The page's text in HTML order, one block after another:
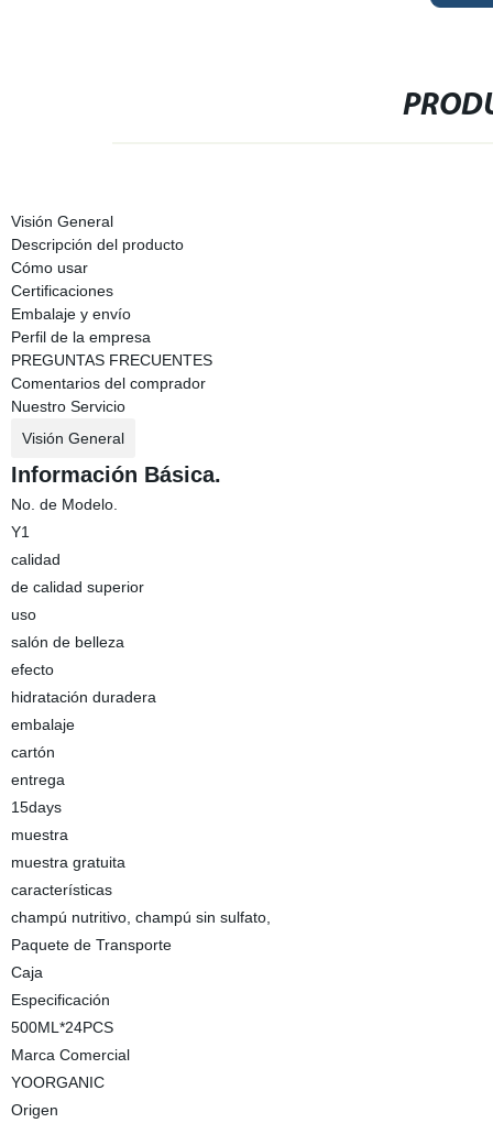
Visión General
Descripción del producto
Cómo usar
Certificaciones
Embalaje y envío
Perfil de la empresa
PREGUNTAS FRECUENTES
Comentarios del comprador
Nuestro Servicio
Visión General
Información Básica.
No. de Modelo.
Y1
calidad
de calidad superior
uso
salón de belleza
efecto
hidratación duradera
embalaje
cartón
entrega
15days
muestra
muestra gratuita
características
champú nutritivo, champú sin sulfato,
Paquete de Transporte
Caja
Especificación
500ML*24PCS
Marca Comercial
YOORGANIC
Origen